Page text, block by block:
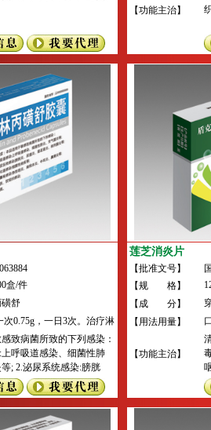
【功能主治】
盒/件
舒
次0.75g，一日3次。治疗淋
（3.5g氨苄西林、丙磺
致病菌所致的下列感染：
呼吸道感染、细菌性肺
; 2.泌尿系统感染:膀胱
孟肾炎、前列腺炎等; 3.
菌性痢疾等; 4.耳鼻喉感染:
体炎、中耳炎、鼻窦炎
组织感染; 6.淋病
莲芝消炎片
【批准文号】
【规 格】
【成 分】
【用法用量】
【功能主治】